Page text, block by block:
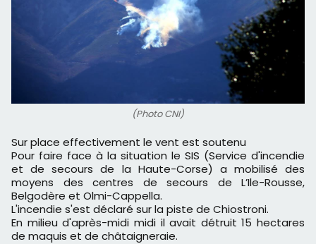
(Photo CNI)
Sur place effectivement le vent est soutenu
Pour faire face à la situation le SIS (Service d'incendie
et de secours de la Haute-Corse) a mobilisé des
moyens des centres de secours de L’Ile-Rousse,
Belgodère et Olmi-Cappella.
L'incendie s'est déclaré sur la piste de Chiostroni.
En milieu d'après-midi midi il avait détruit 15 hectares
de maquis et de châtaigneraie.